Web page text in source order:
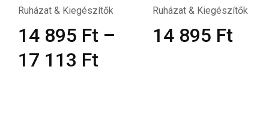
Ruházat & Kiegészítők
14 895 Ft –
17 113 Ft
Ruházat & Kiegészítők
14 895 Ft